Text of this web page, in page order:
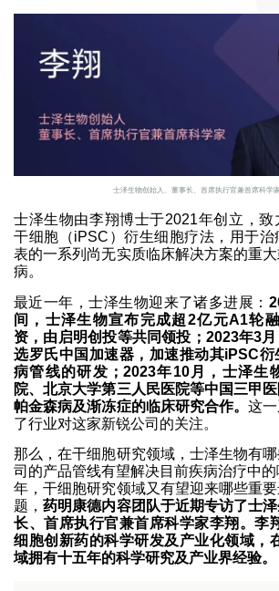
士泽生物创始人、董事长、首席执行官兼首席科学
士泽生物由李翔博士于2021年创立，
干细胞（iPSC）衍生细胞疗法，用于
表的一系列尚无实质临床解决方案的重
病。
最近一年，士泽生物迎来了诸多进展：
间，士泽生物宣布完成超2亿元A1轮
资，由启明创投等共同领投；2023年3
选罗氏中国加速器，加速推动其iPSC
病管线的研发；2023年10月，士泽生
院、北京大学第三人民医院等中国三甲
帕金森病及渐冻症的临床研究合作。这
了行业对这家新锐公司的关注。
那么，在干细胞研究领域，士泽生物有
司的产品管线有望解决目前疾病治疗中
年，干细胞研究领域又有望迎来哪些重
题，药明康德内容团队于近期专访了士
长、首席执行官兼首席科学家李翔。李
细胞创新药的科学研发及产业化领域，
域拥有十五年的科学研究及产业界经验。